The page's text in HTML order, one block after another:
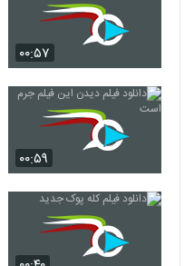
۰۰:۵۷
۰۰:۵۹